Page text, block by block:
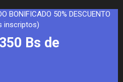
BONIFICADO 50% DESCUENTO
inscriptos)
Bs de